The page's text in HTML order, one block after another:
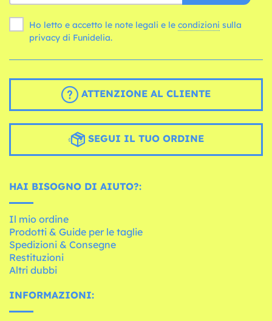
Ho letto e accetto le note legali e le condizioni
privacy di Funidelia.
ATTENZIONE AL CLIENTE
SEGUI IL TUO ORDINE
HAI BISOGNO DI AIUTO?:
Il mio ordine
Prodotti & Guide per le taglie
Spedizioni & Consegne
Restituzioni
Altri dubbi
INFORMAZIONI: